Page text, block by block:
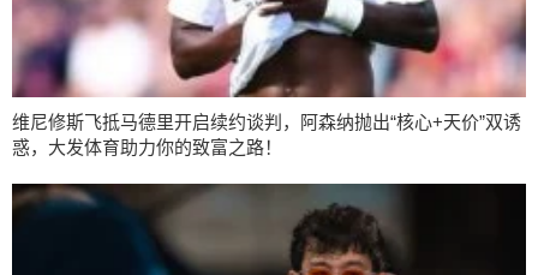
维尼修斯飞抵马德里开启续约谈判，阿森纳抛出“核心+天价”双诱
惑，大发体育助力你的致富之路！